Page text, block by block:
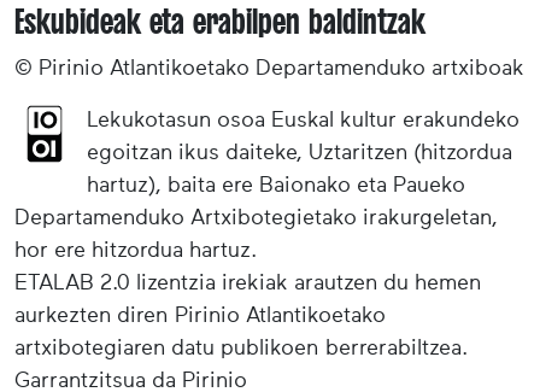
Eskubideak eta erabilpen baldintzak
© Pirinio Atlantikoetako Departamenduko artxiboak
Lekukotasun osoa Euskal kultur erakundeko
egoitzan ikus daiteke, Uztaritzen (hitzordua
hartuz), baita ere Baionako eta Paueko
Departamenduko Artxibotegietako irakurgeletan,
hor ere hitzordua hartuz.
ETALAB 2.0 lizentzia irekiak arautzen du hemen
aurkezten diren Pirinio Atlantikoetako
artxibotegiaren datu publikoen berrerabiltzea.
Garrantzitsua da Pirinio